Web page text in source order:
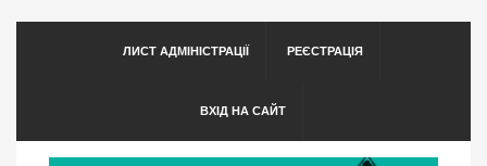
ЛИСТ АДМІНІСТРАЦІЇ РЕЄСТРАЦІЯ
ВХІД НА САЙТ